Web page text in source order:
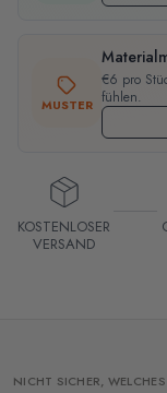
MUSTER
€6 pro
fühlen.
KOSTENLOSER
VERSAND
NICHT SICHER,